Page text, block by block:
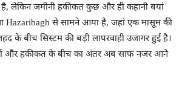
है, लेकिन जमीनी हकीकत कुछ और ही कहानी बयां
Hazaribagh से सामने आया है, जहां एक मासूम की
के बीच सिस्टम की बड़ी लापरवाही उजागर हुई है।
और हकीकत के बीच का अंतर अब साफ नजर आने